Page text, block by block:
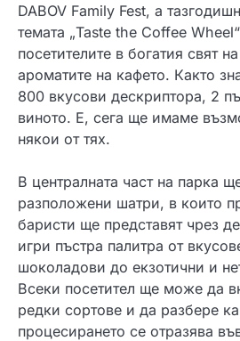
DABOV Family Fest, а
темата „Taste the Coffee
посетителите в богатия свят
ароматите на кафето. Както
800 вкусови дескриптора, 2
виното. Е, сега ще имаме
някои от тях.
В централната част на парка
разположени шатри, в които
баристи ще представят чрез
игри пъстра палитра от
шоколадови до екзотични и
Всеки посетител ще може да
редки сортове и да разбере
процесирането се отразява